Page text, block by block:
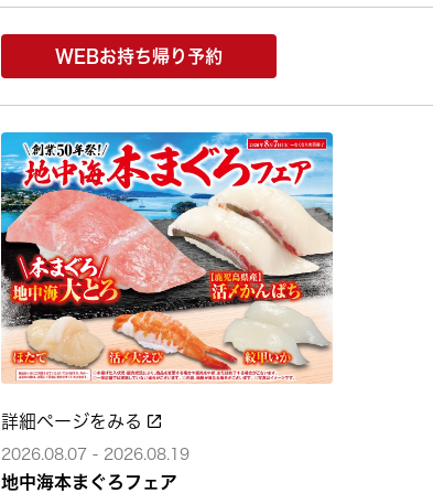
WEBお持ち帰り予約
詳細ページをみる
2026.08.07 - 2026.08.19
地中海本まぐろフェア